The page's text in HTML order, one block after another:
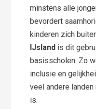
minstens alle
bevordert
kinderen zich
IJsland is dit
basisscholen. Zo
inclusie en
veel andere
is.